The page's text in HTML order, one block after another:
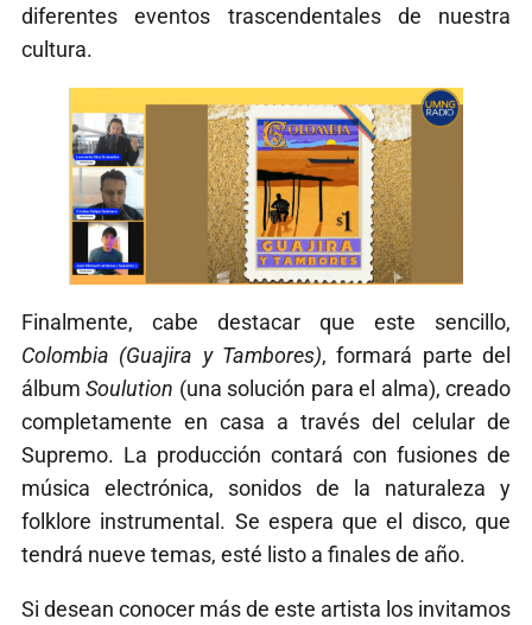
diferentes eventos trascendentales de nuestra
cultura.
Finalmente, cabe destacar que este sencillo,
Colombia (Guajira y Tambores), formará parte del
álbumSoulution (una solución para el alma), creado
completamente en casa a través del celular de
Supremo. La producción contará con fusiones de
música electrónica, sonidos de la naturaleza y
folklore instrumental. Se espera que el disco, que
tendrá nueve temas, esté listo a finales de año.
Si desean conocer más de este artista los invitamos